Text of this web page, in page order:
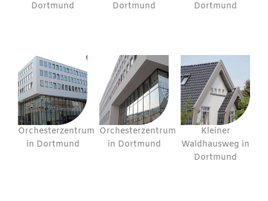
Dortmund
Dortmund
Dortmund
Orchesterzentrum
in Dortmund
Orchesterzentrum
in Dortmund
Kleiner
Waldhausweg in
Dortmund